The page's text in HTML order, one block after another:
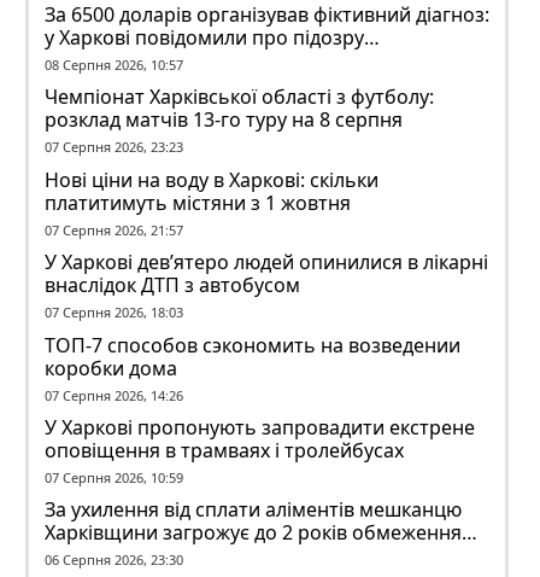
За 6500 доларів організував фіктивний діагноз:
у Харкові повідомили про підозру
ексзавідувачу психлікарні
08 Серпня 2026, 10:57
Чемпіонат Харківської області з футболу:
розклад матчів 13-го туру на 8 серпня
07 Серпня 2026, 23:23
Нові ціни на воду в Харкові: скільки
платитимуть містяни з 1 жовтня
07 Серпня 2026, 21:57
У Харкові дев’ятеро людей опинилися в лікарні
внаслідок ДТП з автобусом
07 Серпня 2026, 18:03
ТОП-7 способов сэкономить на возведении
коробки дома
07 Серпня 2026, 14:26
У Харкові пропонують запровадити екстрене
оповіщення в трамваях і тролейбусах
07 Серпня 2026, 10:59
За ухилення від сплати аліментів мешканцю
Харківщини загрожує до 2 років обмеження
волі
06 Серпня 2026, 23:30